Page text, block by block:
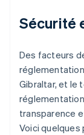
Sécurité
Des facteurs
Gibraltar, et le
transparence
Voici quelques